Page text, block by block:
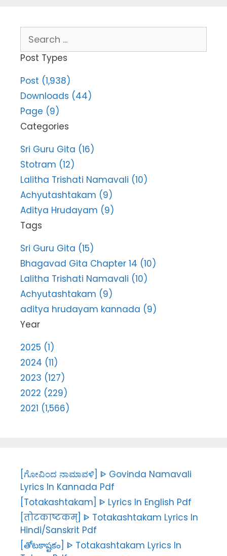
for:
Post Types
Post (1,938)
Downloads (44)
Page (9)
Categories
Sri Guru Gita (16)
Stotram (12)
Lalitha Trishati Namavali (10)
Achyutashtakam (9)
Aditya Hrudayam (9)
Tags
Sri Guru Gita (15)
Bhagavad Gita Chapter 14 (10)
Lalitha Trishati Namavali (10)
Achyutashtakam (9)
aditya hrudayam kannada (9)
Year
2025 (1)
2024 (11)
2023 (127)
2022 (229)
2021 (1,566)
[ಗೋವಿಂದ ನಾಮಾವಳಿ] ᐈ Govinda Namavali
Lyrics In Kannada Pdf
[Totakashtakam] ᐈ Lyrics In English Pdf
[तोटकाष्टकम्] ᐈ Totakashtakam Lyrics In
Hindi/Sanskrit Pdf
[తోటకాష్టకం] ᐈ Totakashtakam Lyrics In